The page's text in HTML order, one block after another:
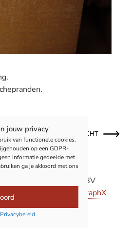
jouw privacy
van functionele cookies.
op een GDPR-
informatie gedeelde met
ga je akkoord met ons
Privacybeleid
NIEUWER BERICHT
Van Camp BV
powered by Pure GraphX